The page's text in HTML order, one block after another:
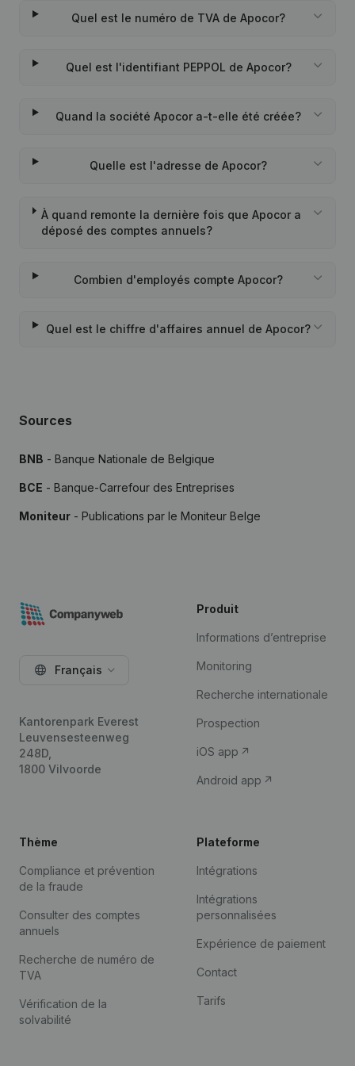
Quel est le numéro de TVA de Apocor?
Quel est l'identifiant PEPPOL de Apocor?
Quand la société Apocor a-t-elle été créée?
Quelle est l'adresse de Apocor?
À quand remonte la dernière fois que Apocor a
déposé des comptes annuels?
Combien d'employés compte Apocor?
Quel est le chiffre d'affaires annuel de Apocor?
Sources
BNB - Banque Nationale de Belgique
BCE - Banque-Carrefour des Entreprises
Moniteur - Publications par le Moniteur Belge
Français
Kantorenpark Everest
Leuvensesteenweg
248D,
1800 Vilvoorde
Produit
Informations d’entreprise
Monitoring
Recherche internationale
Prospection
iOS app
Android app
Thème
Compliance et prévention
de la fraude
Consulter des comptes
annuels
Recherche de numéro de
TVA
Vérification de la
solvabilité
Plateforme
Intégrations
Intégrations
personnalisées
Expérience de paiement
Contact
Tarifs